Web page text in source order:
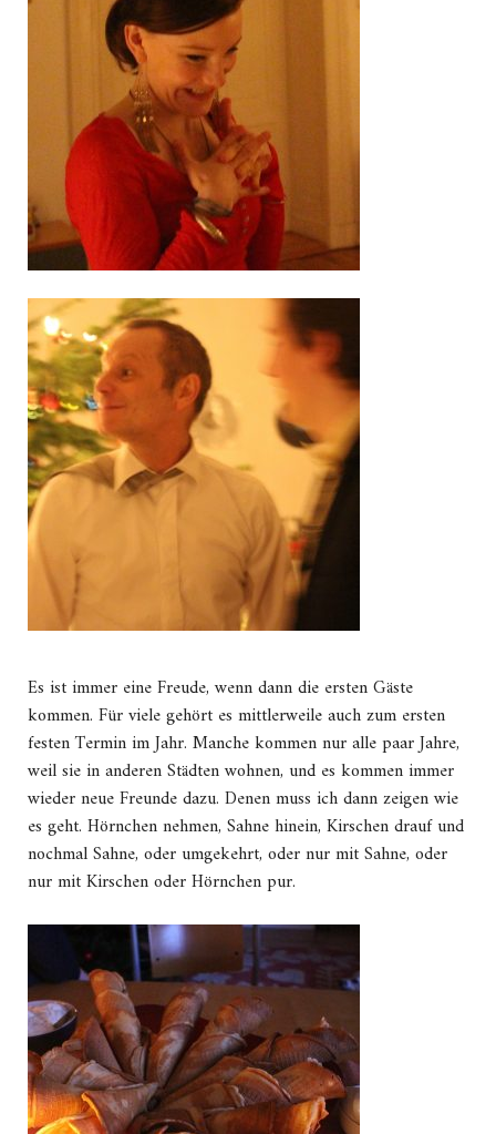
Es ist immer eine Freude, wenn dann die ersten Gäste
kommen. Für viele gehört es mittlerweile auch zum ersten
festen Termin im Jahr. Manche kommen nur alle paar Jahre,
weil sie in anderen Städten wohnen, und es kommen immer
wieder neue Freunde dazu. Denen muss ich dann zeigen wie
es geht. Hörnchen nehmen, Sahne hinein, Kirschen drauf und
nochmal Sahne, oder umgekehrt, oder nur mit Sahne, oder
nur mit Kirschen oder Hörnchen pur.